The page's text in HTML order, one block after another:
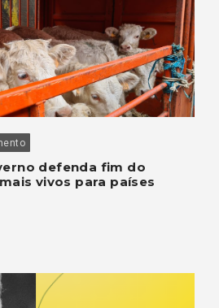
defenda fim do
vivos para países